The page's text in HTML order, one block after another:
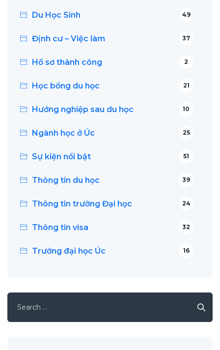
Du Học Sinh 49
Định cư – Việc làm 37
Hồ sơ thành công 2
Học bổng du học 21
Hướng nghiệp sau du học 10
Ngành học ở Úc 25
Sự kiện nổi bật 51
Thông tin du học 39
Thông tin trường Đại học 24
Thông tin visa 32
Trường đại học Úc 16
for: